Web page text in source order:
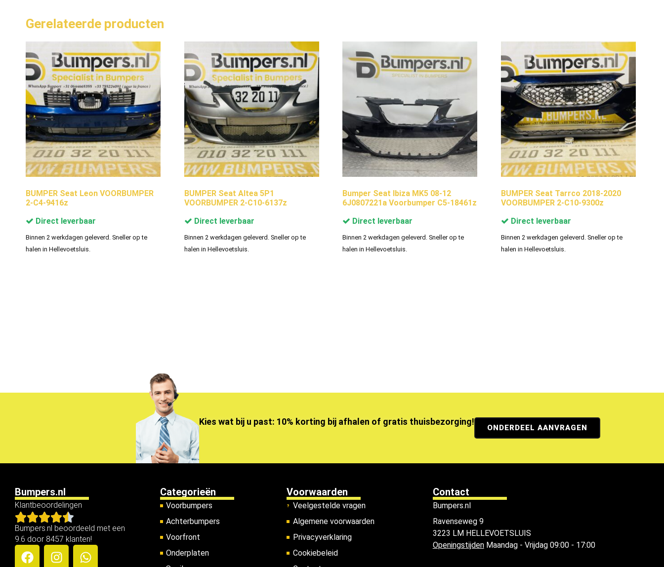
Gerelateerde producten
BUMPER Seat Leon VOORBUMPER
2-C4-9416z
Direct leverbaar
Binnen 2 werkdagen geleverd. Sneller op te
halen in Hellevoetsluis.
BUMPER Seat Altea 5P1
VOORBUMPER 2-C10-6137z
Direct leverbaar
Binnen 2 werkdagen geleverd. Sneller op te
halen in Hellevoetsluis.
Bumper Seat Ibiza MK5 08-12
6J0807221a Voorbumper C5-18461z
Direct leverbaar
Binnen 2 werkdagen geleverd. Sneller op te
halen in Hellevoetsluis.
BUMPER Seat Tarrco 2018-2020
VOORBUMPER 2-C10-9300z
Direct leverbaar
Binnen 2 werkdagen geleverd. Sneller op te
halen in Hellevoetsluis.
Kies wat bij u past: 10% korting bij afhalen of gratis thuisbezorging!
ONDERDEEL AANVRAGEN
Bumpers.nl
Klantbeoordelingen
Bumpers.nl beoordeeld met een
9.6 door 8457 klanten!
Categorieën
Voorbumpers
Achterbumpers
Voorfront
Onderplaten
Voorwaarden
Veelgestelde vragen
Algemene voorwaarden
Privacyverklaring
Cookiebeleid
Contact
Bumpers.nl
Ravenseweg 9
3223 LM HELLEVOETSLUIS
OpeningstijdenMaandag - Vrijdag 09:00 - 17:00